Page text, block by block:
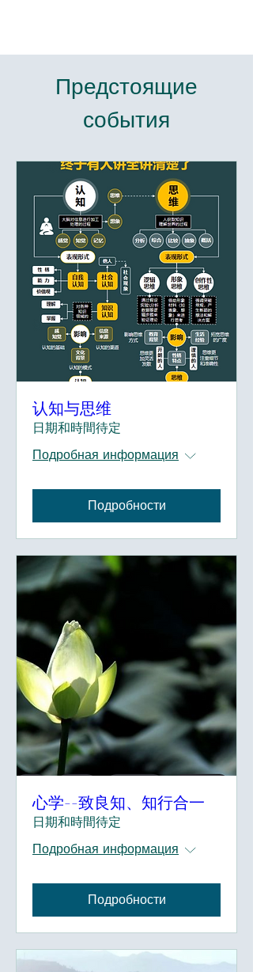
Предстоящие
события
认知与思维
日期和時間待定
Подробная информация
Подробности
心学--致良知、知行合一
日期和時間待定
Подробная информация
Подробности